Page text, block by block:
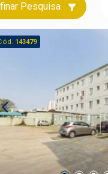
Pesquisa
143479